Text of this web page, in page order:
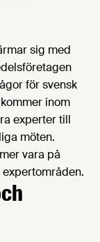
sig med
för svensk
inom
experter till
möten.
vara på